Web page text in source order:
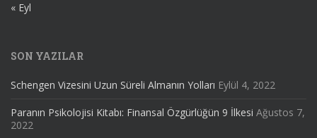
« Eyl
SON YAZILAR
Schengen Vizesini Uzun Süreli Almanın Yolları Eylül 4, 2022
Paranın Psikolojisi Kitabı: Finansal Özgürlüğün 9 İlkesi Ağustos 7,
2022